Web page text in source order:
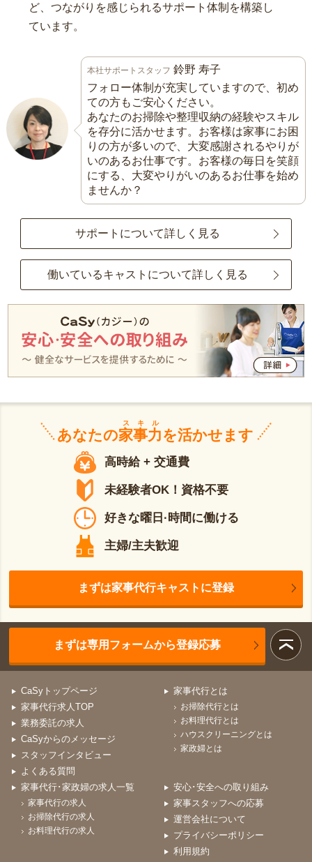
ど、つながりを感じられるサポート体制を構築し
ています。
本社サポートスタッフ 鈴野 寿子
フォロー体制が充実していますので、初め
ての方もご安心ください。
あなたのお掃除や整理収納の経験やスキル
を存分に活かせます。お客様は家事にお困
りの方が多いので、大変感謝されるやりが
いのあるお仕事です。お客様の毎日を笑顔
にする、大変やりがいのあるお仕事を始め
ませんか？
サポートについて詳しく見る
働いているキャストについて詳しく見る
あなたの家事力
スキル
を活かせます
高時給 + 交通費
未経験者OK！資格不要
好きな曜日·時間に働ける
主婦/主夫歓迎
まずは家事代行キャストに登録
まずは専用フォームから登録応募
CaSyトップページ
家事代行求人TOP
業務委託の求人
CaSyからのメッセージ
スタッフインタビュー
よくある質問
家事代行とは
お掃除代行とは
お料理代行とは
ハウスクリーニングとは
家政婦とは
家事代行･家政婦の求人一覧
家事代行の求人
お掃除代行の求人
お料理代行の求人
安心･安全への取り組み
家事スタッフへの応募
運営会社について
プライバシーポリシー
利用規約